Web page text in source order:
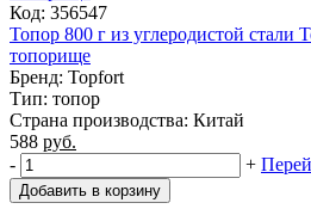
Код: 356547
Топор 800 г из углеродистой стали
топорище
Бренд: Topfort
Тип: топор
Страна производства: Китай
588 руб.
-
+
Добавить в корзину